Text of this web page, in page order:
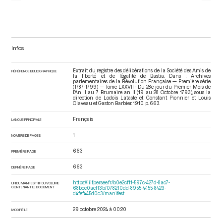
Infos
RÉFÉRENCE BIBLIOGRAPHIQUE
Extrait du registre des délibérations de la Société des Amis de
la liberté et de l’égalité de Bastia. Dans : Archives
parlementaires de la Révolution Française — Première série
(1787-1799) — Tome LXXVII - Du 28e jour du Premier Mois de
l’An II au 7 Brumaire an II (19 au 28 Octobre 1793), sous la
direction de Lodoïs Lataste et Constant Pionnier et Louis
Claveau et Gaston Barbier. 1910. p. 663.
LANGUE PRINCIPALE Français
NOMBRE DE PAGES 1
PREMIÈRE PAGE 663
DERNIÈRE PAGE 663
URI DU MANIFEST IIIF DU VOLUME
CONTENANT LE DOCUMENT
https://iiif.persee.fr/b0e2cf11-597c-427d-8ac7-
68bcc0acf13b/078210dd-8955-4455-8423-
d4fef445d0c3/manifest
MODIFIÉ LE 29 octobre 2024 à 00:20